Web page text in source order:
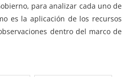
para analizar cada uno de
es la aplicación de los recursos
dentro del marco de